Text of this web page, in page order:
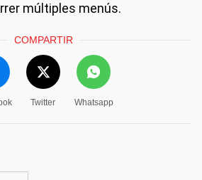
múltiples menús.
COMPARTIR
Twitter Whatsapp